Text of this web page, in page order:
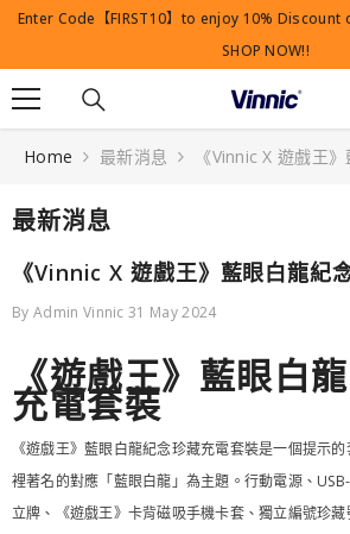
SKIP TO CONTENT
Enter Code【FIRST10】to enjoy 10%
SHOP NOW!!
Home 最新消息 《Vinnic X 遊戲王
最新消息
《Vinnic X 遊戲王》藍眼白龍紀
By Admin Vinnic 31 May 2024
《遊戲王》藍眼白
充電套裝
《遊戲王》藍眼白龍紀念珍藏充電套裝是一個提示
裡著名的對應「藍眼白龍」為主題。行動電源、
立牌、《遊戲王》卡背磁吸手機卡套、獨立編號珍